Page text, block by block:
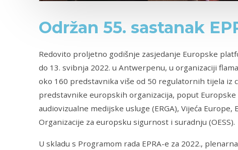
Održan 55. sastanak
Redovito proljetno godišnje zasjedanje Europske
do 13. svibnja 2022. u Antwerpenu, u organizaciji
oko 160 predstavnika više od 50 regulatornih tijela iz
predstavnike europskih organizacija, poput
audiovizualne medijske usluge (ERGA), Vijeća
Organizacije za europsku sigurnost i suradnju (OESS).
U skladu s Programom rada EPRA-e za 2022.,